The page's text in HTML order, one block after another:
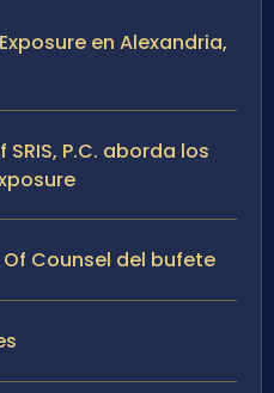
en Alexandria,
P.C. aborda los
Of Counsel del bufete